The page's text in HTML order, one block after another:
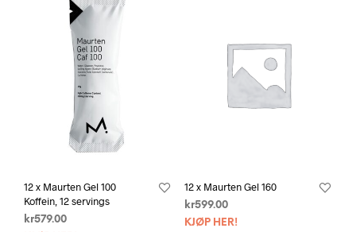
12 x Maurten Gel 100
Koffein, 12 servings
kr579.00
12 x Maurten Gel 160
kr599.00
KJØP HER!